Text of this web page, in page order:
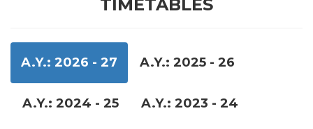
TIMETABLES
A.Y.: 2026 - 27 A.Y.: 2025 - 26
A.Y.: 2024 - 25 A.Y.: 2023 - 24